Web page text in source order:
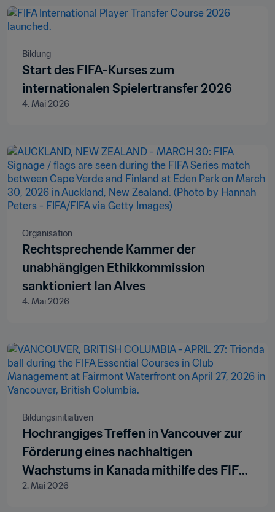
Bildung
Start des FIFA-Kurses zum
internationalen Spielertransfer 2026
4. Mai 2026
Organisation
Rechtsprechende Kammer der
unabhängigen Ethikkommission
sanktioniert Ian Alves
4. Mai 2026
Bildungsinitiativen
Hochrangiges Treffen in Vancouver zur
Förderung eines nachhaltigen
Wachstums in Kanada mithilfe des FIFA-
Campus – Grundkurses in
2. Mai 2026